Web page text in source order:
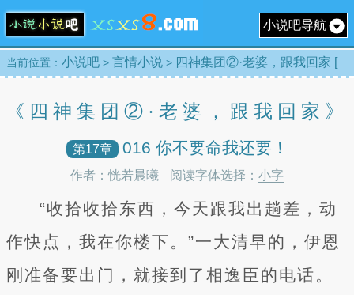
小说吧导航
当前位置： 小说吧 > 言情小说 > 四神集团②·老婆，跟我回家 [目录]
《四神集团②·老婆，跟我回家》
第17章 016 你不要命我还要！
作者：恍若晨曦 阅读字体选择： 小字
“收拾收拾东西，今天跟我出趟差，动
作快点，我在你楼下。”一大清早的，伊恩
刚准备要出门，就接到了相逸臣的电话。